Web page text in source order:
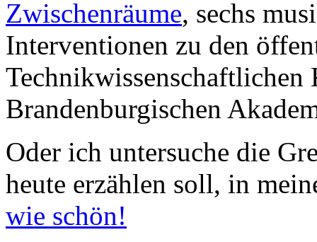
Zwischenräume, sechs
Interventionen zu den
Technikwissenschaftlichen
Brandenburgischen
Oder ich untersuche die
heute erzählen soll, in
wie schön!